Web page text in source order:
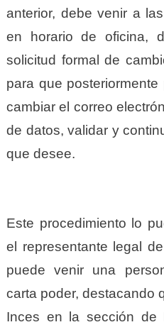
anterior, debe venir a
en horario de oficina,
solicitud formal de
para que
cambiar el correo
de datos, validar y
que desee.
Este procedimiento lo
el representante legal
puede venir una
carta poder, destacando
Inces en la sección de